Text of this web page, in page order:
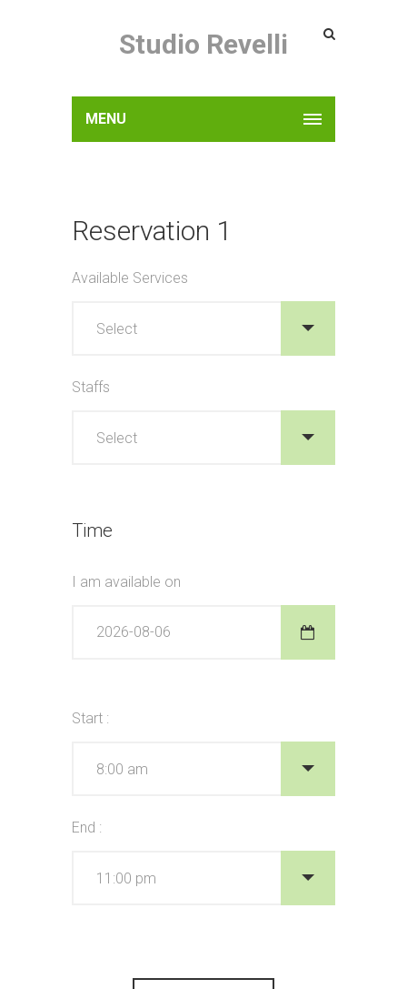
Studio Revelli
MENU
Reservation 1
Available Services
Staffs
Time
I am available on
Start :
End :